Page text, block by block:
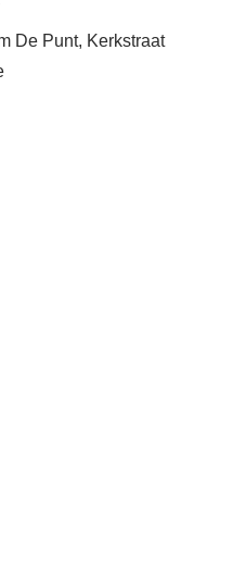
De Punt, Kerkstraat